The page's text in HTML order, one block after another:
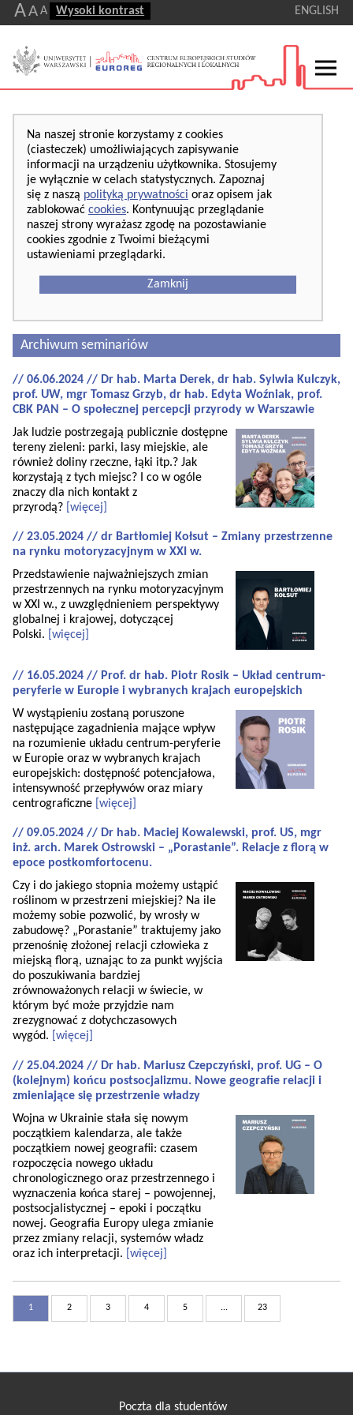
AA A Wysoki kontrast ENGLISH
Na naszej stronie korzystamy z cookies
(ciasteczek) umożliwiających zapisywanie
informacji na urządzeniu użytkownika. Stosujemy
je wyłącznie w celach statystycznych. Zapoznaj
się z naszą polityką prywatności oraz opisem jak
zablokować cookies. Kontynuując przeglądanie
naszej strony wyrażasz zgodę na pozostawianie
cookies zgodnie z Twoimi bieżącymi
ustawieniami przeglądarki.
Zamknij
Archiwum seminariów
// 06.06.2024 // Dr hab. Marta Derek, dr hab. Sylwia Kulczyk,
prof. UW, mgr Tomasz Grzyb, dr hab. Edyta Woźniak, prof.
CBK PAN – O społecznej percepcji przyrody w Warszawie
Jak ludzie postrzegają publicznie dostępne
tereny zieleni: parki, lasy miejskie, ale
również doliny rzeczne, łąki itp.? Jak
korzystają z tych miejsc? I co w ogóle
znaczy dla nich kontakt z
przyrodą? [więcej]
// 23.05.2024 // dr Bartłomiej Kołsut – Zmiany przestrzenne
na rynku motoryzacyjnym w XXI w.
Przedstawienie najważniejszych zmian
przestrzennych na rynku motoryzacyjnym
w XXI w., z uwzględnieniem perspektywy
globalnej i krajowej, dotyczącej
Polski.
[więcej]
// 16.05.2024 // Prof. dr hab. Piotr Rosik – Układ centrum-
peryferie w Europie i wybranych krajach europejskich
W wystąpieniu zostaną poruszone
następujące zagadnienia mające wpływ
na rozumienie układu centrum-peryferie
w Europie oraz w wybranych krajach
europejskich: dostępność potencjałowa,
intensywność przepływów oraz miary
centrograficzne [więcej]
// 09.05.2024 // Dr hab. Maciej Kowalewski, prof. US, mgr
inż. arch. Marek Ostrowski – „Porastanie”. Relacje z florą w
epoce postkomfortocenu.
Czy i do jakiego stopnia możemy ustąpić
roślinom w przestrzeni miejskiej? Na ile
możemy sobie pozwolić, by wrosły w
zabudowę? „Porastanie” traktujemy jako
przenośnię złożonej relacji człowieka z
miejską florą, uznając to za punkt wyjścia
do poszukiwania bardziej
zrównoważonych relacji w świecie, w
którym być może przyjdzie nam
zrezygnować z dotychczasowych
wygód.
[więcej]
// 25.04.2024 // Dr hab. Mariusz Czepczyński, prof. UG – O
(kolejnym) końcu postsocjalizmu. Nowe geografie relacji i
zmieniające się przestrzenie władzy
Wojna w Ukrainie stała się nowym
początkiem kalendarza, ale także
początkiem nowej geografii: czasem
rozpoczęcia nowego układu
chronologicznego oraz przestrzennego i
wyznaczenia końca starej – powojennej,
postsocjalistycznej – epoki i początku
nowej. Geografia Europy ulega zmianie
przez zmiany relacji, systemów władz
oraz ich interpretacji.
[więcej]
1 2 3 4 5 ... 23
Poczta dla studentów